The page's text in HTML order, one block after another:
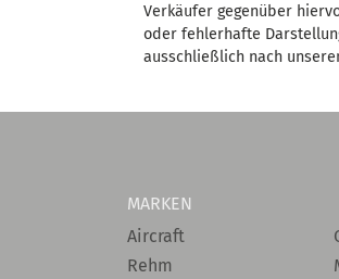
Verkäufer gegenüber
oder fehlerhafte
ausschließlich nach
MARKEN
Aircraft
Rehm